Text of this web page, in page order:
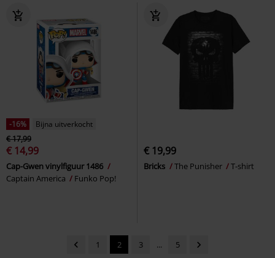
-16%
Bijna uitverkocht
€ 17,99
€ 14,99
Cap-Gwen vinylfiguur 1486
Captain America
Funko Pop!
€ 19,99
Bricks The Punisher T-shirt
1 2 3 ... 5